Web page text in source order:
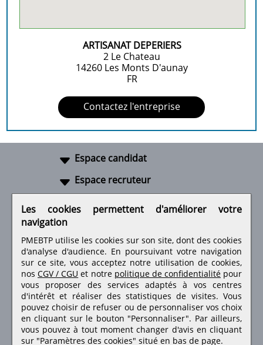
ARTISANAT DEPERIERS
2 Le Chateau
14260 Les Monts D'aunay
FR
Contactez l'entreprise
Espace candidat
Espace recruteur
Retrouvez-nous sur les réseaux sociaux
Les cookies permettent d'améliorer votre
navigation
PMEBTP utilise les cookies sur son site, dont des cookies
d'analyse d'audience. En poursuivant votre navigation
sur ce site, vous acceptez notre utilisation de cookies,
nos CGV / CGU et notre politique de confidentialité pour
vous proposer des services adaptés à vos centres
d'intérêt et réaliser des statistiques de visites.Vous
pouvez choisir de refuser ou de personnaliser vos choix
en cliquant sur le bouton "Personnaliser". Par ailleurs,
vous pouvez à tout moment changer d'avis en cliquant
sur "Paramètres des cookies" situé en bas de page.